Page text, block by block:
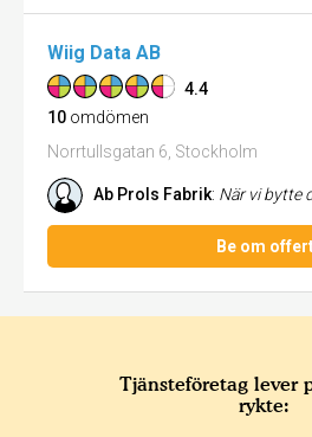
Wiig Data AB
4.4
10 omdömen
Norrtullsgatan 6, Stockholm
Ab Prols Fabrik: När vi bytte datasystem kunde Wiig Data
Be om
Tjänsteföretag lever
rykte: